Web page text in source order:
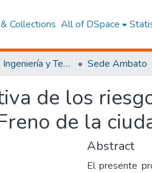
Collections All of DSpace
Facultad de Ingeniería y Tecnologías de la Información y la Comunicación Sede Ambato
de los
de la
Abstract
El presente